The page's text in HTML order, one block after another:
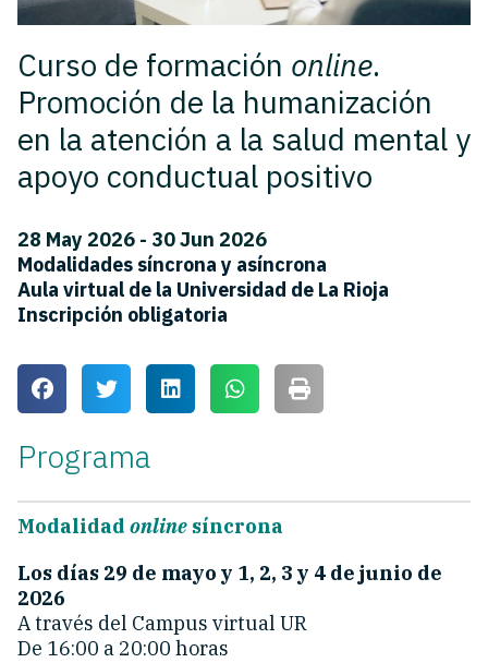
Curso de formación online.
Promoción de la humanización
en la atención a la salud mental y
apoyo conductual positivo
28 May 2026 - 30 Jun 2026
Modalidades síncrona y asíncrona
Aula virtual de la Universidad de La Rioja
Inscripción obligatoria
Programa
Modalidad online síncrona
Los días 29 de mayo y 1, 2, 3 y 4 de junio de
2026
A través del Campus virtual UR
De 16:00 a 20:00 horas